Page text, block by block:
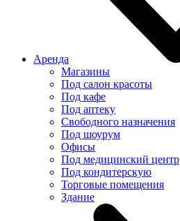
Аренда
Магазины
Под салон красоты
Под кафе
Под аптеку
Свободного назначения
Под шоурум
Офисы
Под медицинский центр
Под кондитерскую
Торговые помещения
Здание